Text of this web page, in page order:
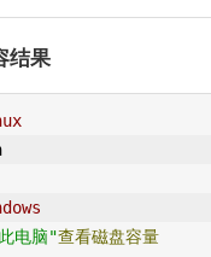
结果
电脑"查看磁盘容量